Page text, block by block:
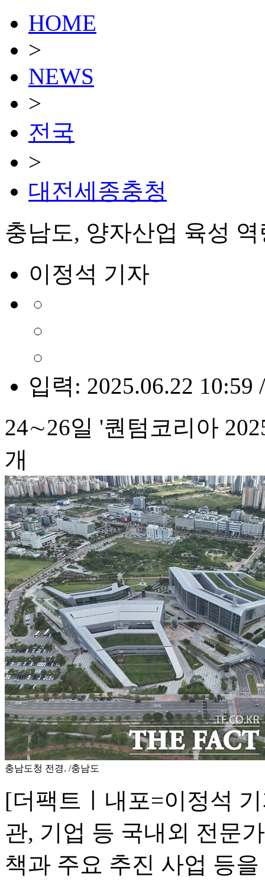
HOME
>
NEWS
>
전국
>
대전세종충청
충남도, 양자산업 육성
이정석 기자
입력: 2025.06.22 10:59
24∼26일 '퀀텀코리아
개
충남도청 전경. /충남도
[더팩트ㅣ내포=이정석
관, 기업 등 국내외 전문
책과 주요 추진 사업 등